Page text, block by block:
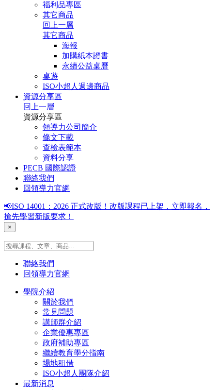
福利品專區
其它商品
回上一層
其它商品
海報
加購紙本證書
永續公益桌曆
桌遊
ISO小超人週邊商品
資源分享區
回上一層
資源分享區
領導力公司簡介
條文下載
查檢表範本
資料分享
PECB 國際認證
聯絡我們
回領導力官網
📢ISO 14001：2026 正式改版！改版課程已上架，立即報名，
搶先學習新版要求！
×
聯絡我們
回領導力官網
學院介紹
關於我們
常見問題
講師群介紹
企業優惠專區
政府補助專區
繼續教育學分指南
場地租借
ISO小超人團隊介紹
最新消息